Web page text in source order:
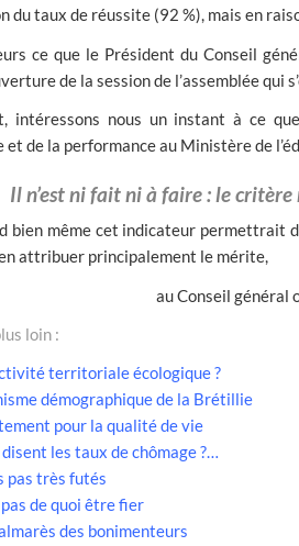
du taux de réussite (92 %), mais en
ce que le Président du Conseil
de la session de l’assemblée qui
intéressons nous un instant à ce
et de la performance au Ministère de
Il n’est ni fait ni à faire : le
bien même cet indicateur permettrait
attribuer principalement le mérite,
au Conseil général
loin :
territoriale écologique ?
démographique de la Brétillie
pour la qualité de vie
les taux de chômage ?…
pas très futés
de quoi être fier
des bonimenteurs